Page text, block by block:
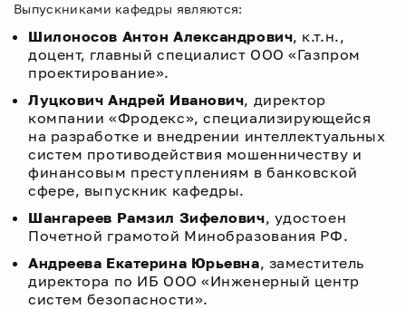
Выпускниками кафедры являются:
Шилоносов Антон Александрович, к.т.н.,
доцент, главный специалист ООО «Газпром
проектирование».
Луцкович Андрей Иванович, директор
компании «Фродекс», специализирующейся
на разработке и внедрении интеллектуальных
систем противодействия мошенничеству и
финансовым преступлениям в банковской
сфере, выпускник кафедры.
Шангареев Рамзил Зифелович, удостоен
Почетной грамотой Минобразования РФ.
Андреева Екатерина Юрьевна, заместитель
директора по ИБ ООО«Инженерный центр
систем безопасности».